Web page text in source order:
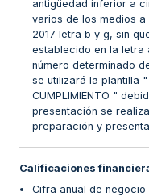
antigüedad inferior a
varios de los medios a
2017 letra b y g, sin
establecido en la letra
número determinado
se utilizará la plantilla "
CUMPLIMIENTO "
presentación se
preparación y
Calificaciones
Cifra anual de